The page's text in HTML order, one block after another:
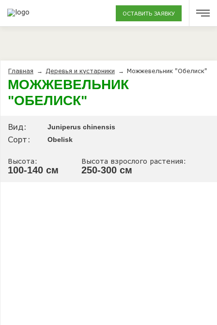
ОСТАВИТЬ ЗАЯВКУ
Главная → Деревья и кустарники → Можжевельник "Обелиск"
МОЖЖЕВЕЛЬНИК
"ОБЕЛИСК"
Вид: Juniperus chinensis
Сорт: Obelisk
Высота: Высота взрослого растения:
100-140 см 250-300 см